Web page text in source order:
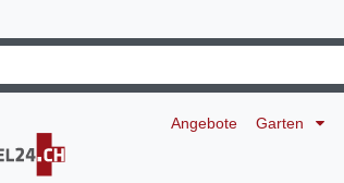
Angebote Garten